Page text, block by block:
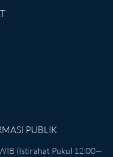
PUBLIK
(istirahat Pukul 12:00—